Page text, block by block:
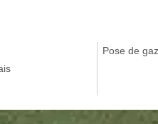
Pose de